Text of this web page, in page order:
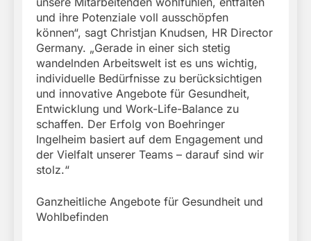
und ihre Potenziale voll ausschöpfen
können“, sagt Christjan Knudsen, HR Director
Germany. „Gerade in einer sich stetig
wandelnden Arbeitswelt ist es uns wichtig,
individuelle Bedürfnisse zu berücksichtigen
und innovative Angebote für Gesundheit,
Entwicklung und Work-Life-Balance zu
schaffen. Der Erfolg von Boehringer
Ingelheim basiert auf dem Engagement und
der Vielfalt unserer Teams – darauf sind wir
stolz.“
Ganzheitliche Angebote für Gesundheit und
Wohlbefinden